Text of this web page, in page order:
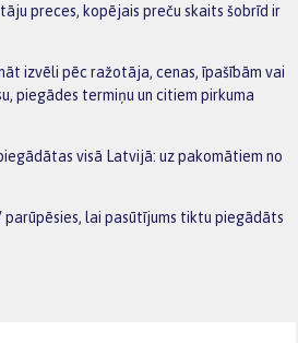
preces, kopējais preču skaits šobrīd ir
izvēli pēc ražotāja, cenas, īpašībām vai
piegādes termiņu un citiem pirkuma
visā Latvijā: uz pakomātiem no
lai pasūtījums tiktu piegādāts